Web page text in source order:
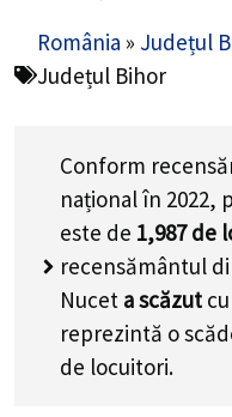
România » Județul
Județul Bihor
Conform
național în 2022,
este de 1,987de
recensământul
Nucet a scăzut cu
reprezintă o
de locuitori.